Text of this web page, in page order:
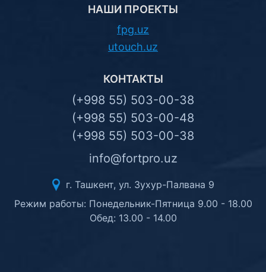
НАШИ ПРОЕКТЫ
fpg.uz
utouch.uz
КОНТАКТЫ
(+998 55) 503-00-38
(+998 55) 503-00-48
(+998 55) 503-00-38
info@fortpro.uz
г. Ташкент, ул. Зухур-Палвана 9
Режим работы: Понедельник-Пятница 9.00 - 18.00
Обед: 13.00 - 14.00